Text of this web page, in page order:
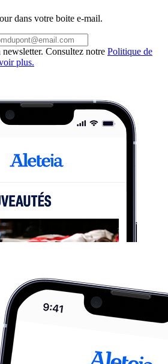
dans votre boite e-mail.
Consultez notre Politique de
plus.